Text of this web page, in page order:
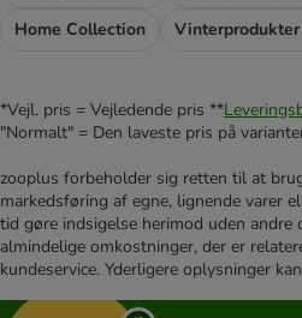
Home Collection
*Vejl. pris = Vejledende pris **
"Normalt" = Den laveste pris på
zooplus forbeholder sig retten til at
markedsføring af egne, lignende varer
tid gøre indsigelse herimod uden andre
almindelige omkostninger, der er
kundeservice. Yderligere oplysninger